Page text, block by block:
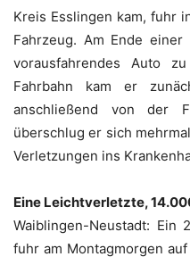
Kreis Esslingen kam, fuhr
Fahrzeug. Am Ende
vorausfahrendes Auto
Fahrbahn kam er
anschließend von der
überschlug er sich
Verletzungen ins
Eine Leichtverletzte,
Waiblingen-Neustadt: Ein
fuhr am Montagmorgen